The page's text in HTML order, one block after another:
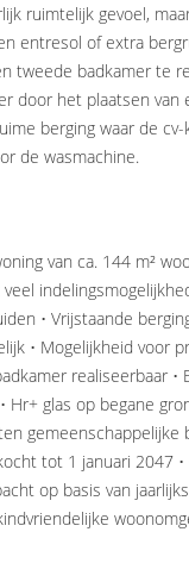
ruimtelijk gevoel,
entresol of extra
tweede badkamer te
door het plaatsen van
berging waar de
de wasmachine.
van ca. 144 m²
• Vrijstaande
• Mogelijkheid voor
realiseerbaar •
Hr+ glas op begane
gemeenschappelijke
tot 1 januari 2047
op basis van